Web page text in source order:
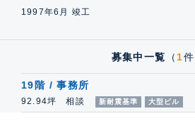
1997年6月 竣工
募集中一覧 （1件
19階 / 事務所
92.94坪 相談 新耐震基準 大型ビル